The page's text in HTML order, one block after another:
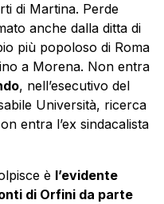
di Martina. Perde
anche dalla ditta di
più popoloso di Roma
a Morena. Non entra
, nell’esecutivo del
Università, ricerca
entra l’ex sindacalista
è l’evidente
di Orfini da parte